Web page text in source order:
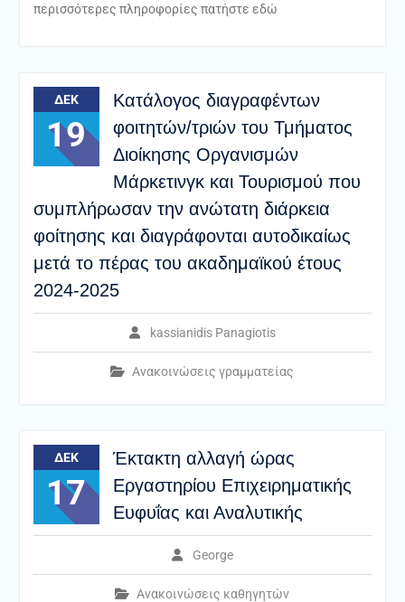
περισσότερες πληροφορίες πατήστε εδώ
ΔΕΚ
19
Κατάλογος διαγραφέντων
φοιτητών/τριών του Τμήματος
Διοίκησης Οργανισμών
Μάρκετινγκ και Τουρισμού που
συμπλήρωσαν την ανώτατη διάρκεια
φοίτησης και διαγράφονται αυτοδικαίως
μετά το πέρας του ακαδημαϊκού έτους
2024-2025
kassianidis Panagiotis
Ανακοινώσεις γραμματείας
ΔΕΚ
17
Έκτακτη αλλαγή ώρας
Εργαστηρίου Επιχειρηματικής
Ευφυΐας και Αναλυτικής
George
Ανακοινώσεις καθηγητών